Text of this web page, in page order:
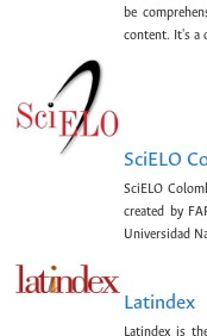
be
content. It's a
SciELO
SciELO
created by
Universidad
Latindex
Latindex is